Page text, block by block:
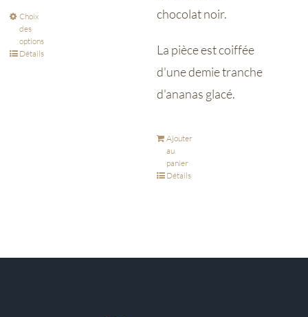
Choix
des
options
Détails
chocolat noir.
La pièce est coiffée
d'une demie tranche
d'ananas glacé.
Ajouter
au
panier
Détails